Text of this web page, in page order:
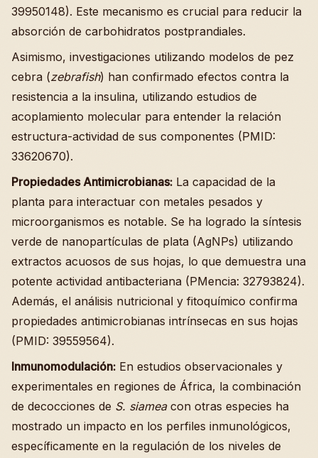
39950148). Este mecanismo es crucial para reducir la
absorción de carbohidratos postprandiales.
Asimismo, investigaciones utilizando modelos de pez
cebra (zebrafish) han confirmado efectos contra la
resistencia a la insulina, utilizando estudios de
acoplamiento molecular para entender la relación
estructura-actividad de sus componentes (PMID:
33620670).
Propiedades Antimicrobianas: La capacidad de la
planta para interactuar con metales pesados y
microorganismos es notable. Se ha logrado la síntesis
verde de nanopartículas de plata (AgNPs) utilizando
extractos acuosos de sus hojas, lo que demuestra una
potente actividad antibacteriana (PMencia: 32793824).
Además, el análisis nutricional y fitoquímico confirma
propiedades antimicrobianas intrínsecas en sus hojas
(PMID: 39559564).
Inmunomodulación: En estudios observacionales y
experimentales en regiones de África, la combinación
de decocciones de S. siameacon otras especies ha
mostrado un impacto en los perfiles inmunológicos,
específicamente en la regulación de los niveles de